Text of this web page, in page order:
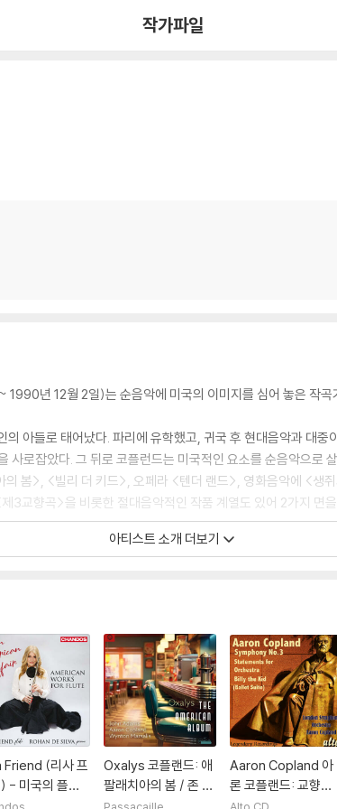
작가파일
년 12월 2일)는 순음악에 미국의 이미지를 심어 놓은 작곡
아들로 태어났다. 파리에 유학했고, 귀국 후 현대음악과 대
로잡았다. 그 뒤로 코플런드는 미국적인 요소를 순음악으로
봄>, <빌리 더 키드>, 오페라 <텐더 랜드>, 영화음악에 <생
3교향곡>을 비롯한 절대음악적인 작품 계열도 있어 2가지 면
아티스트 소개 더보기
Friend (리사 프
- 미국의 플루
품집 (An Ameri
Oxalys 코플랜드: 애
팔래치아의 봄 / 존 아
담스: 셰이커 루프스 /
Aaron Copland 아
론 코플랜드: 교향곡
3번, 빌리 더 키드 (발